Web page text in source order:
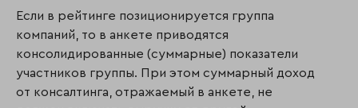
Если в рейтинге позиционируется группа
компаний, то в анкете приводятся
консолидированные (суммарные) показатели
участников группы. При этом суммарный доход
от консалтинга, отражаемый в анкете, не